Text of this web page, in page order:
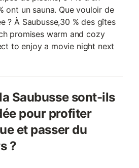
ont un sauna. Que vouloir de
? À Saubusse,30 % des gîtes
promises warm and cozy
to enjoy a movie night next
Saubusse sont-ils
pour profiter
et passer du
?